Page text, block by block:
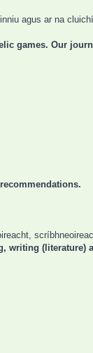
agus ar na
games. Our
writing (literature)